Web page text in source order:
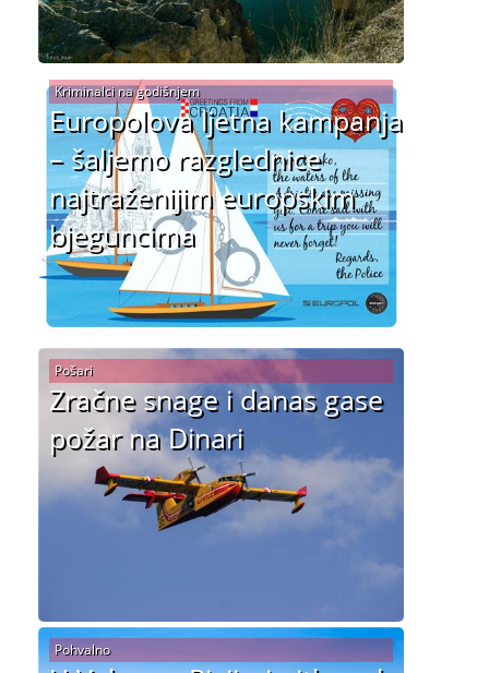
Europolova ljetna kampanja
– šaljemo razglednice
najtraženijim europskim
bjeguncima
Kriminalci na godišnjem
Zračne snage i danas gase
požar na Dinari
Pošari
Pohvalno